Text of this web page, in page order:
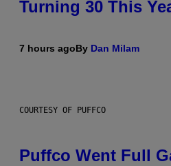
Turning 30 This
7 hours agoBy Dan Milam
COURTESY OF PUFFCO
Puffco Went Full